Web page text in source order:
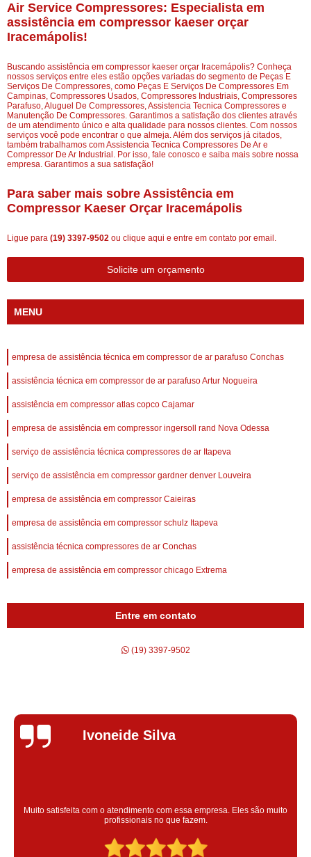
Air Service Compressores: Especialista em
assistência em compressor kaeser orçar
Iracemápolis!
Buscando assistência em compressor kaeser orçar Iracemápolis? Conheça
nossos serviços entre eles estão opções variadas do segmento de Peças E
Serviços De Compressores, como Peças E Serviços De Compressores Em
Campinas, Compressores Usados, Compressores Industriais, Compressores
Parafuso, Aluguel De Compressores, Assistencia Tecnica Compressores e
Manutenção De Compressores. Garantimos a satisfação dos clientes através
de um atendimento único e alta qualidade para nossos clientes. Com nossos
serviços você pode encontrar o que almeja. Além dos serviços já citados,
também trabalhamos com Assistencia Tecnica Compressores De Ar e
Compressor De Ar Industrial. Por isso, fale conosco e saiba mais sobre nossa
empresa. Garantimos a sua satisfação!
Para saber mais sobre Assistência em
Compressor Kaeser Orçar Iracemápolis
Ligue para (19) 3397-9502 ou clique aqui e entre em contato por email.
Solicite um orçamento
MENU
empresa de assistência técnica em compressor de ar parafuso Conchas
assistência técnica em compressor de ar parafuso Artur Nogueira
assistência em compressor atlas copco Cajamar
empresa de assistência em compressor ingersoll rand Nova Odessa
serviço de assistência técnica compressores de ar Itapeva
serviço de assistência em compressor gardner denver Louveira
empresa de assistência em compressor Caieiras
empresa de assistência em compressor schulz Itapeva
assistência técnica compressores de ar Conchas
empresa de assistência em compressor chicago Extrema
Entre em contato
(19) 3397-9502
Silvana Alves
Super satisfeita com o serviço prestado, atendimento muito bom!
colaoradores educado e transparente, destaque para o colaborador
Claudinei excelente profissional!